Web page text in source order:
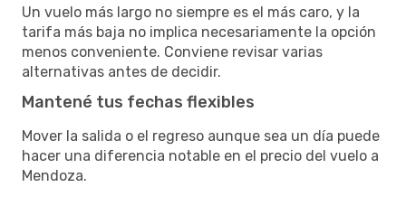
Un vuelo más largo no siempre es el más caro, y la
tarifa más baja no implica necesariamente la opción
menos conveniente. Conviene revisar varias
alternativas antes de decidir.
Mantené tus fechas flexibles
Mover la salida o el regreso aunque sea un día puede
hacer una diferencia notable en el precio del vuelo a
Mendoza.